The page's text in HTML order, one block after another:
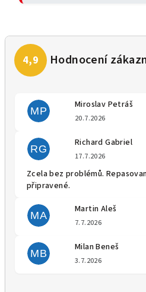
MP
Miroslav Petráš
20.7.2026
RG
Richard Gabriel
17.7.2026
Zcela bez problémů.
připravené.
MA
Martin Aleš
7.7.2026
MB
Milan Beneš
3.7.2026